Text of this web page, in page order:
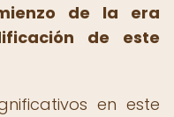
de la era
de este
en este